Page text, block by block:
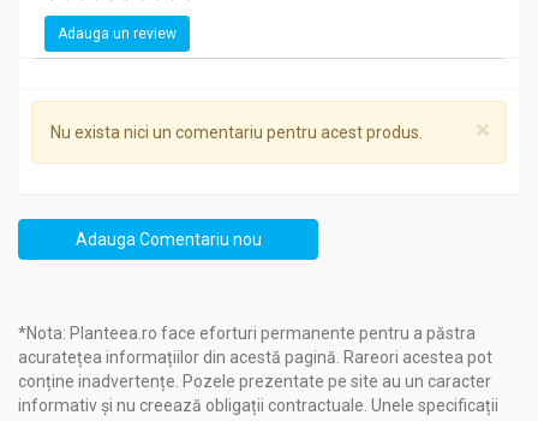
Adauga un review
×
Nu exista nici un comentariu pentru acest produs.
Adauga Comentariu nou
*Nota: Planteea.ro face eforturi permanente pentru a păstra
acuratețea informațiilor din acestă pagină. Rareori acestea pot
conține inadvertențe. Pozele prezentate pe site au un caracter
informativ și nu creează obligații contractuale. Unele specificații